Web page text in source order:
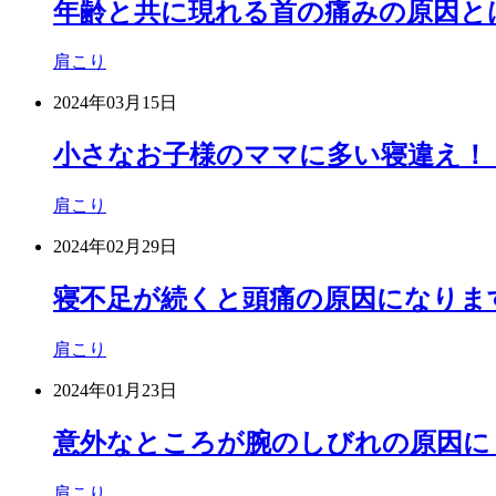
年齢と共に現れる首の痛みの原因と
肩こり
2024年03月15日
小さなお子様のママに多い寝違え！
肩こり
2024年02月29日
寝不足が続くと頭痛の原因になりま
肩こり
2024年01月23日
意外なところが腕のしびれの原因に